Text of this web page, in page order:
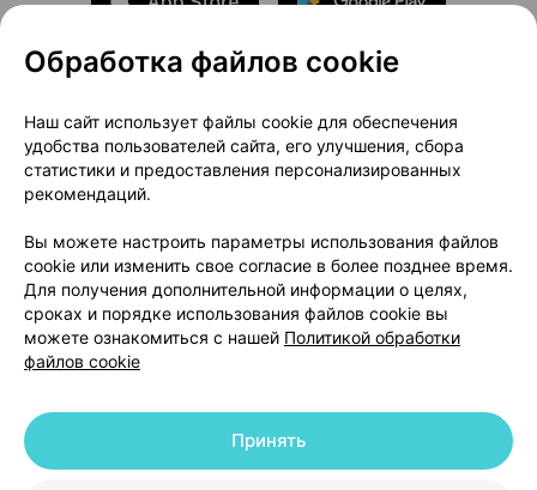
О проекте
Новости проекта
Размещение рекламы
Медицинский маркетинг
Публичный договор
Доставка
Способы оплаты
Вакансии
Партнеры
Написать руководителю 103.by
Написать в поддержку
Персональные настройки Cookie
© 2026 ООО «Артокс Лаб», УНП 191700409 | 220012, Республика Беларусь,
Обработка файлов cookie
Наш сайт использует файлы cookie для обеспечения
удобства пользователей сайта, его улучшения, сбора
статистики и предоставления персонализированных
рекомендаций.
Вы можете настроить параметры использования файлов
cookie или изменить свое согласие в более позднее время.
Для получения дополнительной информации о целях,
сроках и порядке использования файлов cookie вы
можете ознакомиться с нашей Политикой обработки
файлов cookie
Принять